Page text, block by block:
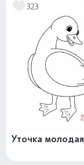
323
Уточка молодая